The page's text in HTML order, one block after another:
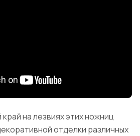
на лезвиях этих ножниц
отделки различных